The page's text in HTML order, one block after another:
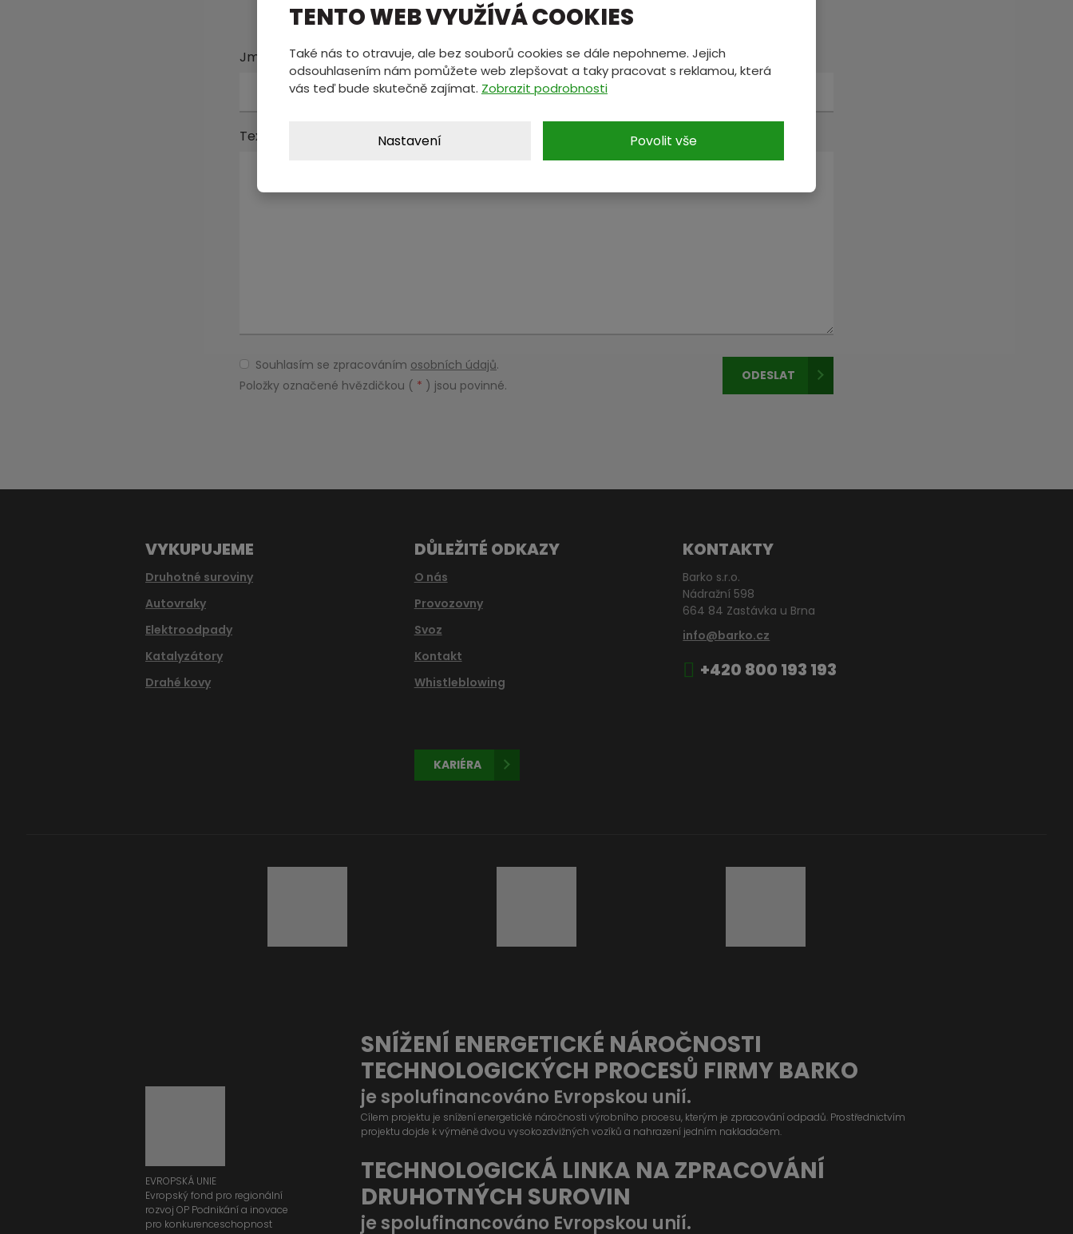
Jméno a příjmení* E-mail*
Text zprávy
Souhlasím
se
zpracováním
Souhlasím se zpracováním osobních údajů.
Položky označené hvězdičkou ( * ) jsou povinné.
ODESLAT
VYKUPUJEME
Druhotné suroviny
Autovraky
Elektroodpady
Katalyzátory
Drahé kovy
DŮLEŽITÉ ODKAZY
O nás
Provozovny
Svoz
Kontakt
Whistleblowing
KARIÉRA
KONTAKTY
Barko s.r.o.
Nádražní 598
664 84 Zastávka u Brna
info@barko.cz
+420 800 193 193
EVROPSKÁ UNIE
Evropský fond pro regionální
rozvoj OP Podnikání a inovace
pro konkurenceschopnost
SNÍŽENÍ ENERGETICKÉ NÁROČNOSTI
TECHNOLOGICKÝCH PROCESŮ FIRMY BARKO
je spolufinancováno Evropskou unií.
Cílem projektu je snížení energetické náročnosti výrobního procesu, kterým je zpracování odpadů. Prostřednictvím
projektu dojde k výměně dvou vysokozdvižných vozíků a nahrazení jedním nakladačem.
TECHNOLOGICKÁ LINKA NA ZPRACOVÁNÍ
DRUHOTNÝCH SUROVIN
je spolufinancováno Evropskou unií.
TENTO WEB VYUŽÍVÁ COOKIES
Také nás to otravuje, ale bez souborů cookies se dále nepohneme. Jejich
odsouhlasením nám pomůžete web zlepšovat a taky pracovat s reklamou, která
vás teď bude skutečně zajímat. Zobrazit podrobnosti
Nastavení Povolit vše